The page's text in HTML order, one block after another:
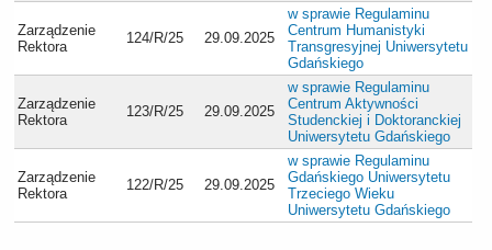
Zarządzenie
Rektora
124/R/25 29.09.2025
w sprawie Regulaminu
Centrum Humanistyki
Transgresyjnej Uniwersytetu
Gdańskiego
Zarządzenie
Rektora
123/R/25 29.09.2025
w sprawie Regulaminu
Centrum Aktywności
Studenckiej i Doktoranckiej
Uniwersytetu Gdańskiego
Zarządzenie
Rektora
122/R/25 29.09.2025
w sprawie Regulaminu
Gdańskiego Uniwersytetu
Trzeciego Wieku
Uniwersytetu Gdańskiego